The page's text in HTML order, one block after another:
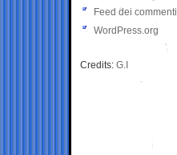
Feed dei commenti
WordPress.org
Credits: G.I